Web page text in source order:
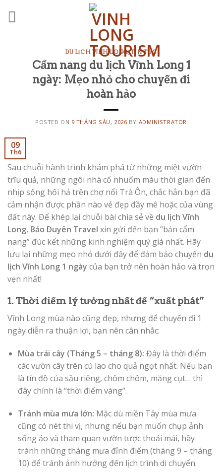
DU LỊCH VĨNH LONG,TIN TỨC
Cẩm nang du lịch Vĩnh Long 1
ngày: Mẹo nhỏ cho chuyến đi
hoàn hảo
POSTED ON 9 THÁNG SÁU, 2026 BY ADMINISTRATOR
09
Th6
Sau chuỗi hành trình khám phá từ những miệt vườn
trĩu quả, những ngôi nhà cổ nhuốm màu thời gian đến
nhịp sống hối hả trên chợ nổi Trà Ôn, chắc hẳn bạn đã
cảm nhận được phần nào vẻ đẹp đầy mê hoặc của vùng
đất này. Để khép lại chuỗi bài chia sẻ về du lịch Vĩnh
Long, Bảo Duyên Travel xin gửi đến bạn “bản cẩm
nang” đúc kết những kinh nghiệm quý giá nhất. Hãy
lưu lại những mẹo nhỏ dưới đây để đảm bảo chuyến du
lịch Vĩnh Long 1 ngày của bạn trở nên hoàn hảo và trọn
vẹn nhất!
1. Thời điểm lý tưởng nhất để “xuất phát”
Vĩnh Long mùa nào cũng đẹp, nhưng để chuyến đi 1
ngày diễn ra thuận lợi, bạn nên cân nhắc:
Mùa trái cây (Tháng 5 – tháng 8): Đây là thời điểm
các vườn cây trên cù lao cho quả ngọt nhất. Nếu bạn
là tín đồ của sầu riêng, chôm chôm, măng cụt… thì
đây chính là “thời điểm vàng”.
Tránh mùa mưa lớn: Mặc dù miền Tây mùa mưa
cũng có nét thi vị, nhưng nếu bạn muốn chụp ảnh
sống ảo và tham quan vườn tược thoải mái, hãy
tránh những tháng mưa đỉnh điểm (tháng 9 – tháng
10) để tránh ảnh hưởng đến lịch trình di chuyển.